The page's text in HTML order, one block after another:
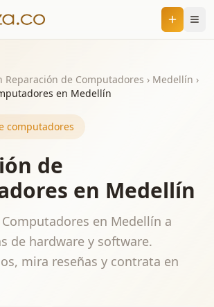
Reparación de Computadores › Medellín ›
en Medellín
computadores
de
en Medellín
en Medellín a
de hardware y software.
mira reseñas y contrata en